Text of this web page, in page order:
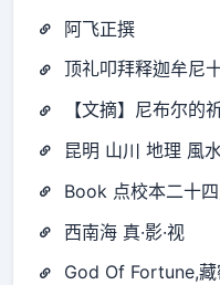
阿飞正撰
顶礼叩拜释迦牟尼
【文摘】尼布尔的
昆明 山川 地理 風
Book 点校本二十
西南海 真·影·视
God Of Fortune,